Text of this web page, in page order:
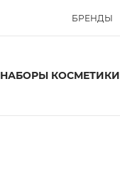
БРЕНДЫ
НАБОРЫ КОСМЕТИКИ